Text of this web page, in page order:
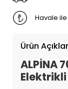
Havale ile
Ürün
ALPİNA
Elektrikli